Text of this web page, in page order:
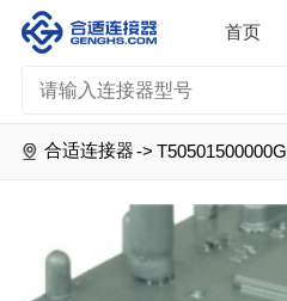
首页
合适连接器 -> T50501500000G